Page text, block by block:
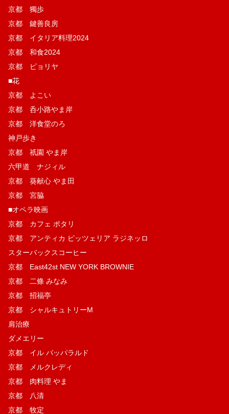
京都 獨歩
京都 鍵善良房
京都 イタリア料理2024
京都 和食2024
京都 ピョリヤ
■花
京都 よこい
京都 呑小路やま岸
京都 洋食堂のろ
神戸歩き
京都 祇園 やま岸
六甲道 ナジィル
京都 葵献心 やま田
京都 宮脇
■オペラ映画
京都 カフェ ポタリ
京都 アンティカ ピッツェリア ラジネッロ
スターバックスコーヒー
京都 East42st NEW YORK BROWNIE
京都 二條 みなみ
京都 招福亭
京都 シャルキュトリーM
肩治療
ダメエリー
京都 イル パッパラルド
京都 メルクレディ
京都 肉料理 やま
京都 八清
京都 牧定